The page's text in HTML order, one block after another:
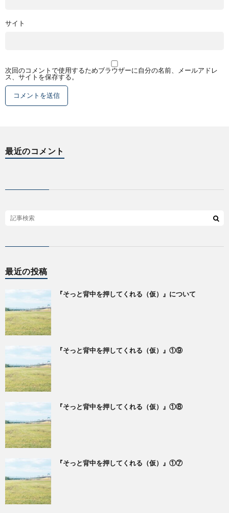
サイト
次回のコメントで使用するためブラウザーに自分の名前、メールアドレ
ス、サイトを保存する。
最近のコメント
最近の投稿
『そっと背中を押してくれる（仮）』について
『そっと背中を押してくれる（仮）』①⑨
『そっと背中を押してくれる（仮）』①⑧
『そっと背中を押してくれる（仮）』①⑦